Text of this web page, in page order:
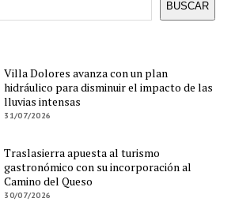
BUSCAR
Villa Dolores avanza con un plan
hidráulico para disminuir el impacto de las
lluvias intensas
31/07/2026
Traslasierra apuesta al turismo
gastronómico con su incorporación al
Camino del Queso
30/07/2026